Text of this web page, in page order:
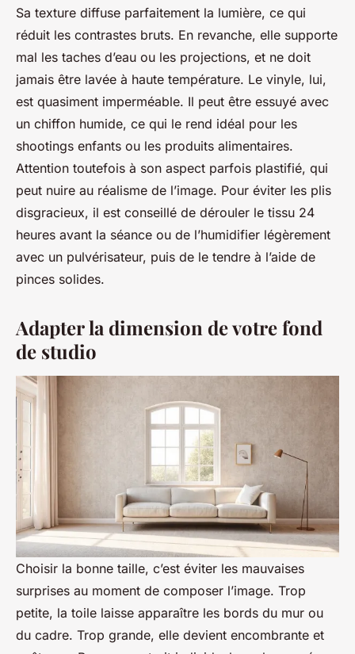
Sa texture diffuse parfaitement la lumière, ce qui
réduit les contrastes bruts. En revanche, elle supporte
mal les taches d’eau ou les projections, et ne doit
jamais être lavée à haute température. Le vinyle, lui,
est quasiment imperméable. Il peut être essuyé avec
un chiffon humide, ce qui le rend idéal pour les
shootings enfants ou les produits alimentaires.
Attention toutefois à son aspect parfois plastifié, qui
peut nuire au réalisme de l’image. Pour éviter les plis
disgracieux, il est conseillé de dérouler le tissu 24
heures avant la séance ou de l’humidifier légèrement
avec un pulvérisateur, puis de le tendre à l’aide de
pinces solides.
Adapter la dimension de votre fond
de studio
Choisir la bonne taille, c’est éviter les mauvaises
surprises au moment de composer l’image. Trop
petite, la toile laisse apparaître les bords du mur ou
du cadre. Trop grande, elle devient encombrante et